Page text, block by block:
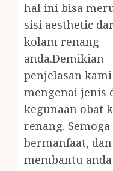
hal ini bisa
sisi aesthetic
kolam renang
anda.Demikian
penjelasan kami
mengenai jenis
kegunaan obat
renang. Semoga
bermanfaat,
membantu